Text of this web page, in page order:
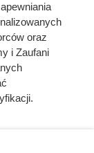
go
oraz
i Zaufani